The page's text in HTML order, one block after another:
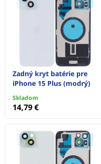
Zadný kryt batérie pre
iPhone 15 Plus (modrý)
Skladom
14,79 €